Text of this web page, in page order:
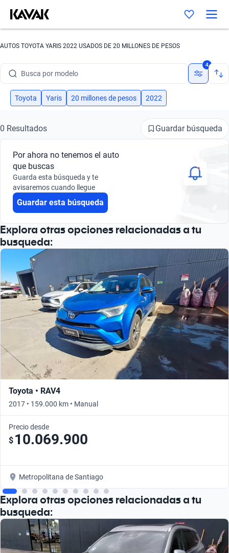
AUTOS TOYOTA YARIS 2022 USADOS DE 20 MILLONES DE PESOS
Busca por modelo
Busca por versión
Busca por marca
Busca por modelo
Busca por versión
4
Toyota Yaris 20 millones de pesos 2022
0 Resultados Guardar búsqueda
Por ahora no tenemos el auto
que buscas
Guarda esta búsqueda y te
avisaremos cuando llegue
Guardar esta búsqueda
Explora otras opciones relacionadas a tu
busqueda:
Toyota • RAV4
2017 • 159.000 km • Manual
Precio desde
$ 10.069.900
Metropolitana de Santiago
Explora otras opciones relacionadas a tu
busqueda: